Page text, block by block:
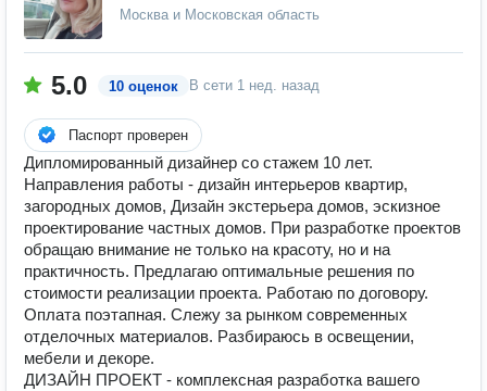
Москва и Московская область
5.0 10 оценок В сети 1 нед. назад
Паспорт проверен
Дипломированный дизайнер со стажем 10 лет.
Направления работы - дизайн интерьеров квартир,
загородных домов, Дизайн экстерьера домов, эскизное
проектирование частных домов. При разработке проектов
обращаю внимание не только на красоту, но и на
практичность. Предлагаю оптимальные решения по
стоимости реализации проекта. Работаю по договору.
Оплата поэтапная. Слежу за рынком современных
отделочных материалов. Разбираюсь в освещении,
мебели и декоре.
ДИЗАЙН ПРОЕКТ - комплексная разработка вашего